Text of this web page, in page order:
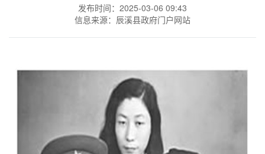
发布时间：2025-03-06 09:43
信息来源：辰溪县政府门户网站